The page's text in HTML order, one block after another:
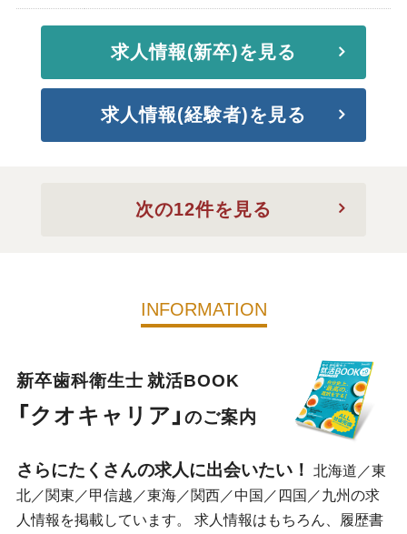
求人情報(新卒)を見る
求人情報(経験者)を見る
次の12件を見る
INFORMATION
新卒歯科衛生士 就活BOOK
「クオキャリア」のご案内
さらにたくさんの求人に出会いたい！
北海道／東
北／関東／甲信越／東海／関西／中国／四国／九州の求
人情報を掲載しています。 求人情報はもちろん、履歴書